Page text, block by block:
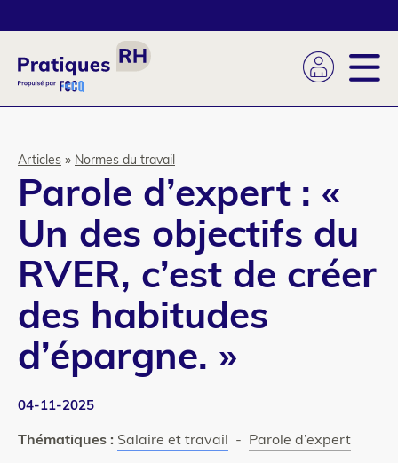
principal
Fil
d'Ariane
Articles Normes du travail
Parole d’expert : «
Un des objectifs du
RVER, c’est de créer
des habitudes
d’épargne. »
04-11-2025
Thématiques : Salaire et travail - Parole d’expert